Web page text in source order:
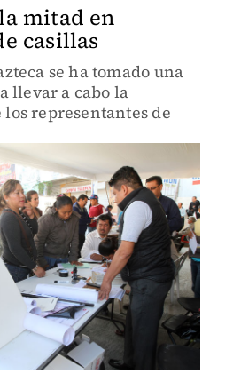
mitad en
casillas
se ha tomado una
llevar a cabo la
representantes de